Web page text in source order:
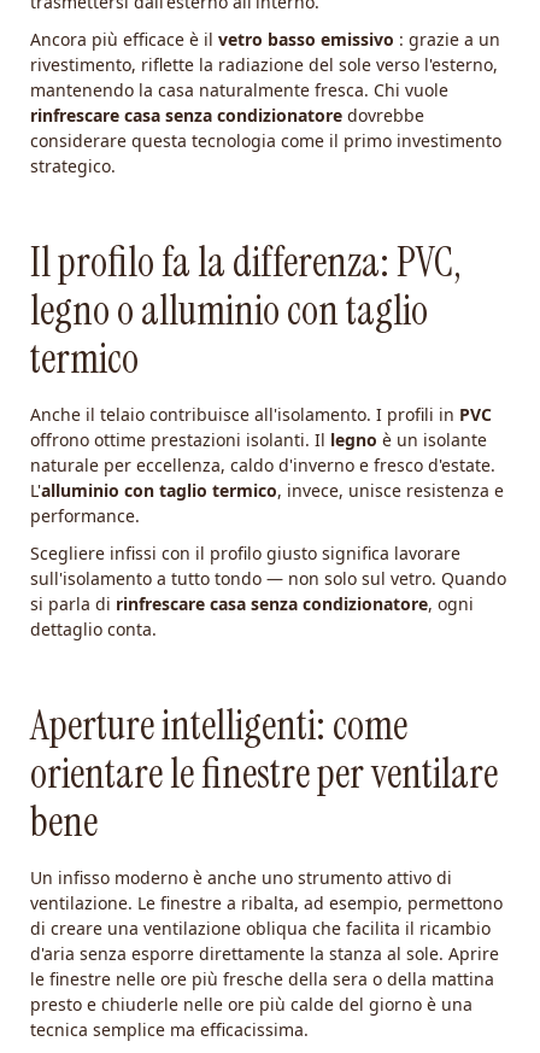
Ancora più efficace è il vetro basso emissivo : grazie a un
rivestimento, riflette la radiazione del sole verso l'esterno,
mantenendo la casa naturalmente fresca. Chi vuole
rinfrescare casa senza condizionatore dovrebbe
considerare questa tecnologia come il primo investimento
strategico.
Il profilo fa la differenza: PVC,
legno o alluminio con taglio
termico
Anche il telaio contribuisce all'isolamento. I profili in PVC
offrono ottime prestazioni isolanti. Il legno è un isolante
naturale per eccellenza, caldo d'inverno e fresco d'estate.
L'alluminio con taglio termico, invece, unisce resistenza e
performance.
Scegliere infissi con il profilo giusto significa lavorare
sull'isolamento a tutto tondo — non solo sul vetro. Quando
si parla di rinfrescare casa senza condizionatore, ogni
dettaglio conta.
Aperture intelligenti: come
orientare le finestre per ventilare
bene
Un infisso moderno è anche uno strumento attivo di
ventilazione. Le finestre a ribalta, ad esempio, permettono
di creare una ventilazione obliqua che facilita il ricambio
d'aria senza esporre direttamente la stanza al sole. Aprire
le finestre nelle ore più fresche della sera o della mattina
presto e chiuderle nelle ore più calde del giorno è una
tecnica semplice ma efficacissima.